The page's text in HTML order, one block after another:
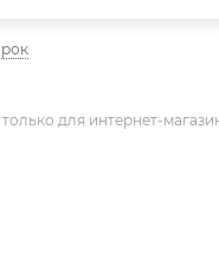
для интернет-